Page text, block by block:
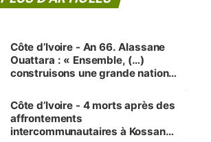
Côte d’Ivoire - An 66. Alassane
Ouattara : « Ensemble, (…)
construisons une grande nation
générations futures »
Côte d’Ivoire - 4 morts après des
affrontements
intercommunautaires à Kossandji